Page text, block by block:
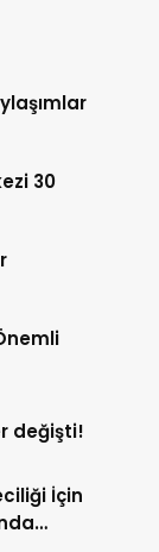
30
değişti!
İçin